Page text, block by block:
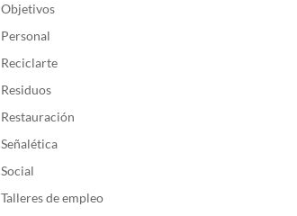
Objetivos
Personal
Reciclarte
Residuos
Restauración
Señalética
Social
Talleres de empleo